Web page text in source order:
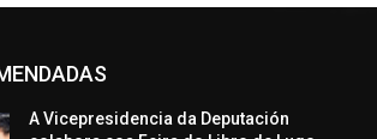
A Vicepresidencia da Deputación